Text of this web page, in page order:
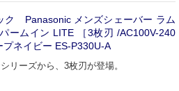
ク Panasonic メンズシェーバー ラム
ームイン LITE ［3枚刃 /AC100V-240
プネイビー ES-P330U-A
リーズから、3枚刃が登場。